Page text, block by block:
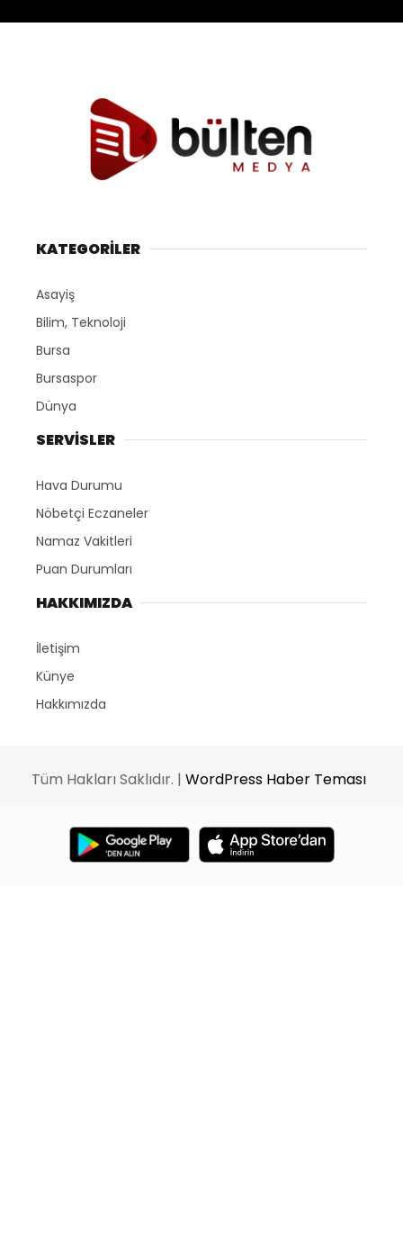
KATEGORİLER
Asayiş
Bilim, Teknoloji
Bursa
Bursaspor
Dünya
SERVİSLER
Hava Durumu
Nöbetçi Eczaneler
Namaz Vakitleri
Puan Durumları
HAKKIMIZDA
İletişim
Künye
Hakkımızda
Tüm Hakları Saklıdır. | WordPress Haber Teması